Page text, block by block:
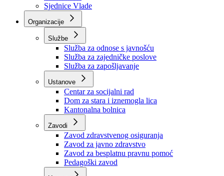
Ministarstvo za finansije
Ured Vlade i Premijera
Nadležnosti
Sjednice Vlade
Organizacije
Službe
Služba za odnose s javnošću
Služba za zajedničke poslove
Služba za zapošljavanje
Ustanove
Centar za socijalni rad
Dom za stara i iznemogla lica
Kantonalna bolnica
Zavodi
Zavod zdravstvenog osiguranja
Zavod za javno zdravstvo